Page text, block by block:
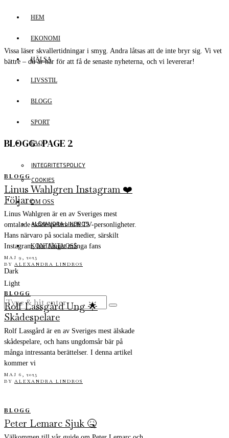
HEM
EKONOMI
HÄLSA
LIVSSTIL
BLOGG
SPORT
FAQ
INTEGRITETSPOLICY
COOKIES
OM OSS
ALEXANDRA LINDROS
KONTAKTA OSS
Dark
Light
Vissa läser skvallertidningar i smyg. Andra låtsas att de inte bryr sig. Vi vet
bättre – du är här för att få de senaste nyheterna, och vi levererar!
BLOGG- PAGE 2
BLOGG
Linus Wahlgren Instagram ❤️
Följare
Linus Wahlgren är en av Sveriges mest
omtalade skådespelare och TV-personligheter.
Hans närvaro på sociala medier, särskilt
Instagram, har fångat många fans
MAJ 9, 2025
BY ALEXANDRA LINDROS
BLOGG
Rolf Lassgård Ung 🌟
Skådespelare
Rolf Lassgård är en av Sveriges mest älskade
skådespelare, och hans ungdomsår bär på
många intressanta berättelser. I denna artikel
kommer vi
MAJ 6, 2025
BY ALEXANDRA LINDROS
BLOGG
Peter Lemarc Sjuk 🤒